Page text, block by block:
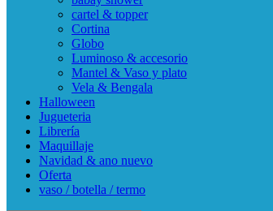
cartel & topper
Cortina
Globo
Luminoso & accesorio
Mantel & Vaso y plato
Vela & Bengala
Halloween
Jugueteria
Librería
Maquillaje
Navidad & ano nuevo
Oferta
vaso / botella / termo